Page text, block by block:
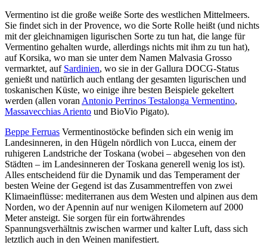
Vermentino ist die große weiße Sorte des westlichen Mittelmeers.
Sie findet sich in der Provence, wo die Sorte Rolle heißt (und nichts
mit der gleichnamigen ligurischen Sorte zu tun hat, die lange für
Vermentino gehalten wurde, allerdings nichts mit ihm zu tun hat),
auf Korsika, wo man sie unter dem Namen Malvasia Grosso
vermarktet, auf Sardinien, wo sie in der Gallura DOCG-Status
genießt und natürlich auch entlang der gesamten ligurischen und
toskanischen Küste, wo einige ihre besten Beispiele gekeltert
werden (allen voran Antonio Perrinos Testalonga Vermentino,
Massavecchias Ariento und BioVio Pigato).
Beppe Ferruas Vermentinostöcke befinden sich ein wenig im
Landesinneren, in den Hügeln nördlich von Lucca, einem der
ruhigeren Landstriche der Toskana (wobei – abgesehen von den
Städten – im Landesinneren der Toskana generell wenig los ist).
Alles entscheidend für die Dynamik und das Temperament der
besten Weine der Gegend ist das Zusammentreffen von zwei
Klimaeinflüsse: mediterranen aus dem Westen und alpinen aus dem
Norden, wo der Apennin auf nur wenigen Kilometern auf 2000
Meter ansteigt. Sie sorgen für ein fortwährendes
Spannungsverhältnis zwischen warmer und kalter Luft, dass sich
letztlich auch in den Weinen manifestiert.